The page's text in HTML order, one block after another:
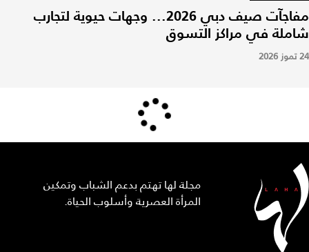
مفاجآت صيف دبي 2026... وجهات حيوية لتجارب
شاملة في مراكز التسوق
24 تموز 2026
مجلة لها تهتم بدعم الشباب وتمكين
المرأة العصرية وأسلوب الحياة.